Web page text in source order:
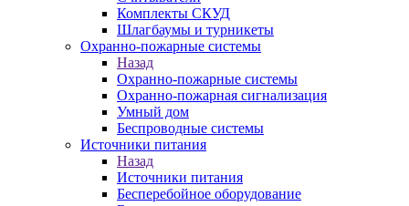
Комплекты СКУД
Шлагбаумы и турникеты
Охранно-пожарные системы
Назад
Охранно-пожарные системы
Охранно-пожарная сигнализация
Умный дом
Беспроводные системы
Источники питания
Назад
Источники питания
Бесперебойное оборудование